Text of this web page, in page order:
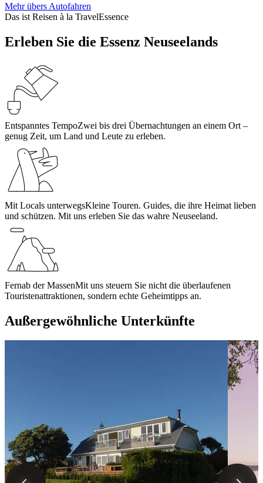
Mehr übers Autofahren
Das ist Reisen à la TravelEssence
Erleben Sie die Essenz Neuseelands
Entspanntes TempoZwei bis drei Übernachtungen an einem Ort –
genug Zeit, um Land und Leute zu erleben.
Mit Locals unterwegsKleine Touren. Guides, die ihre Heimat lieben
und schützen. Mit uns erleben Sie das wahre Neuseeland.
Fernab der MassenMit uns steuern Sie nicht die überlaufenen
Touristenattraktionen, sondern echte Geheimtipps an.
Außergewöhnliche Unterkünfte